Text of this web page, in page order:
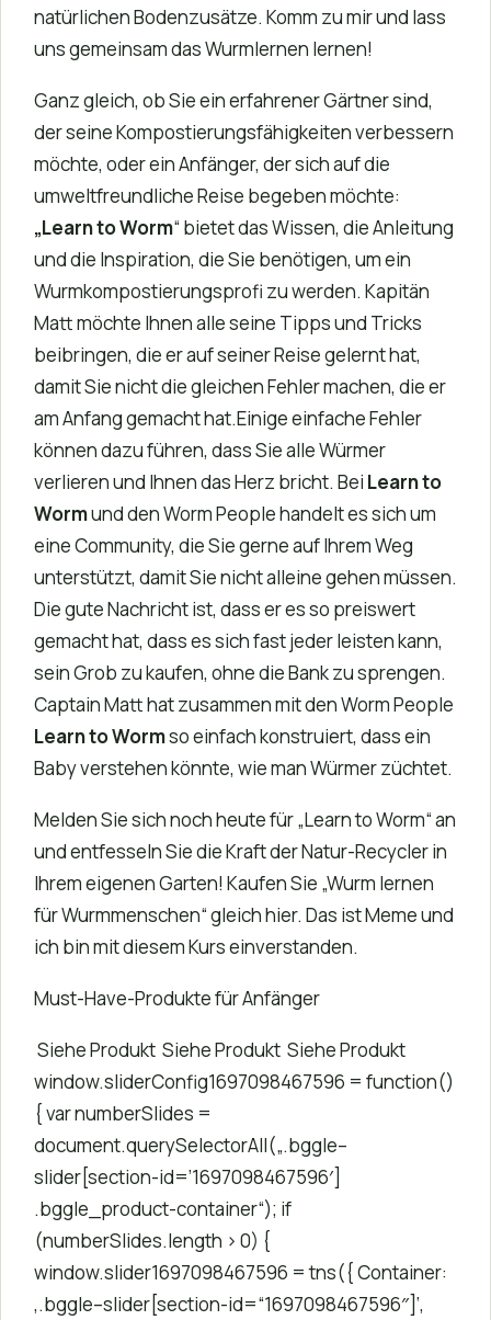
natürlichen Bodenzusätze. Komm zu mir und lass
uns gemeinsam das Wurmlernen lernen!
Ganz gleich, ob Sie ein erfahrener Gärtner sind,
der seine Kompostierungsfähigkeiten verbessern
möchte, oder ein Anfänger, der sich auf die
umweltfreundliche Reise begeben möchte:
„Learn to Worm“ bietet das Wissen, die Anleitung
und die Inspiration, die Sie benötigen, um ein
Wurmkompostierungsprofi zu werden. Kapitän
Matt möchte Ihnen alle seine Tipps und Tricks
beibringen, die er auf seiner Reise gelernt hat,
damit Sie nicht die gleichen Fehler machen, die er
am Anfang gemacht hat.Einige einfache Fehler
können dazu führen, dass Sie alle Würmer
verlieren und Ihnen das Herz bricht. Bei Learn to
Wormund den Worm People handelt es sich um
eine Community, die Sie gerne auf Ihrem Weg
unterstützt, damit Sie nicht alleine gehen müssen.
Die gute Nachricht ist, dass er es so preiswert
gemacht hat, dass es sich fast jeder leisten kann,
sein Grob zu kaufen, ohne die Bank zu sprengen.
Captain Matt hat zusammen mit den Worm People
Learn to Wormso einfach konstruiert, dass ein
Baby verstehen könnte, wie man Würmer züchtet.
Melden Sie sich noch heute für „Learn to Worm“ an
und entfesseln Sie die Kraft der Natur-Recycler in
Ihrem eigenen Garten! Kaufen Sie „Wurm lernen
für Wurmmenschen“ gleich hier. Das ist Meme und
ich bin mit diesem Kurs einverstanden.
Must-Have-Produkte für Anfänger
Siehe Produkt Siehe Produkt Siehe Produkt
window.sliderConfig1697098467596 = function()
{ var numberSlides =
document.querySelectorAll(„.bggle–
slider[section-id=’1697098467596′]
.bggle_product-container“); if
(numberSlides.length > 0) {
window.slider1697098467596 = tns({ Container:
‚.bggle–slider[section-id=“1697098467596″]‘,